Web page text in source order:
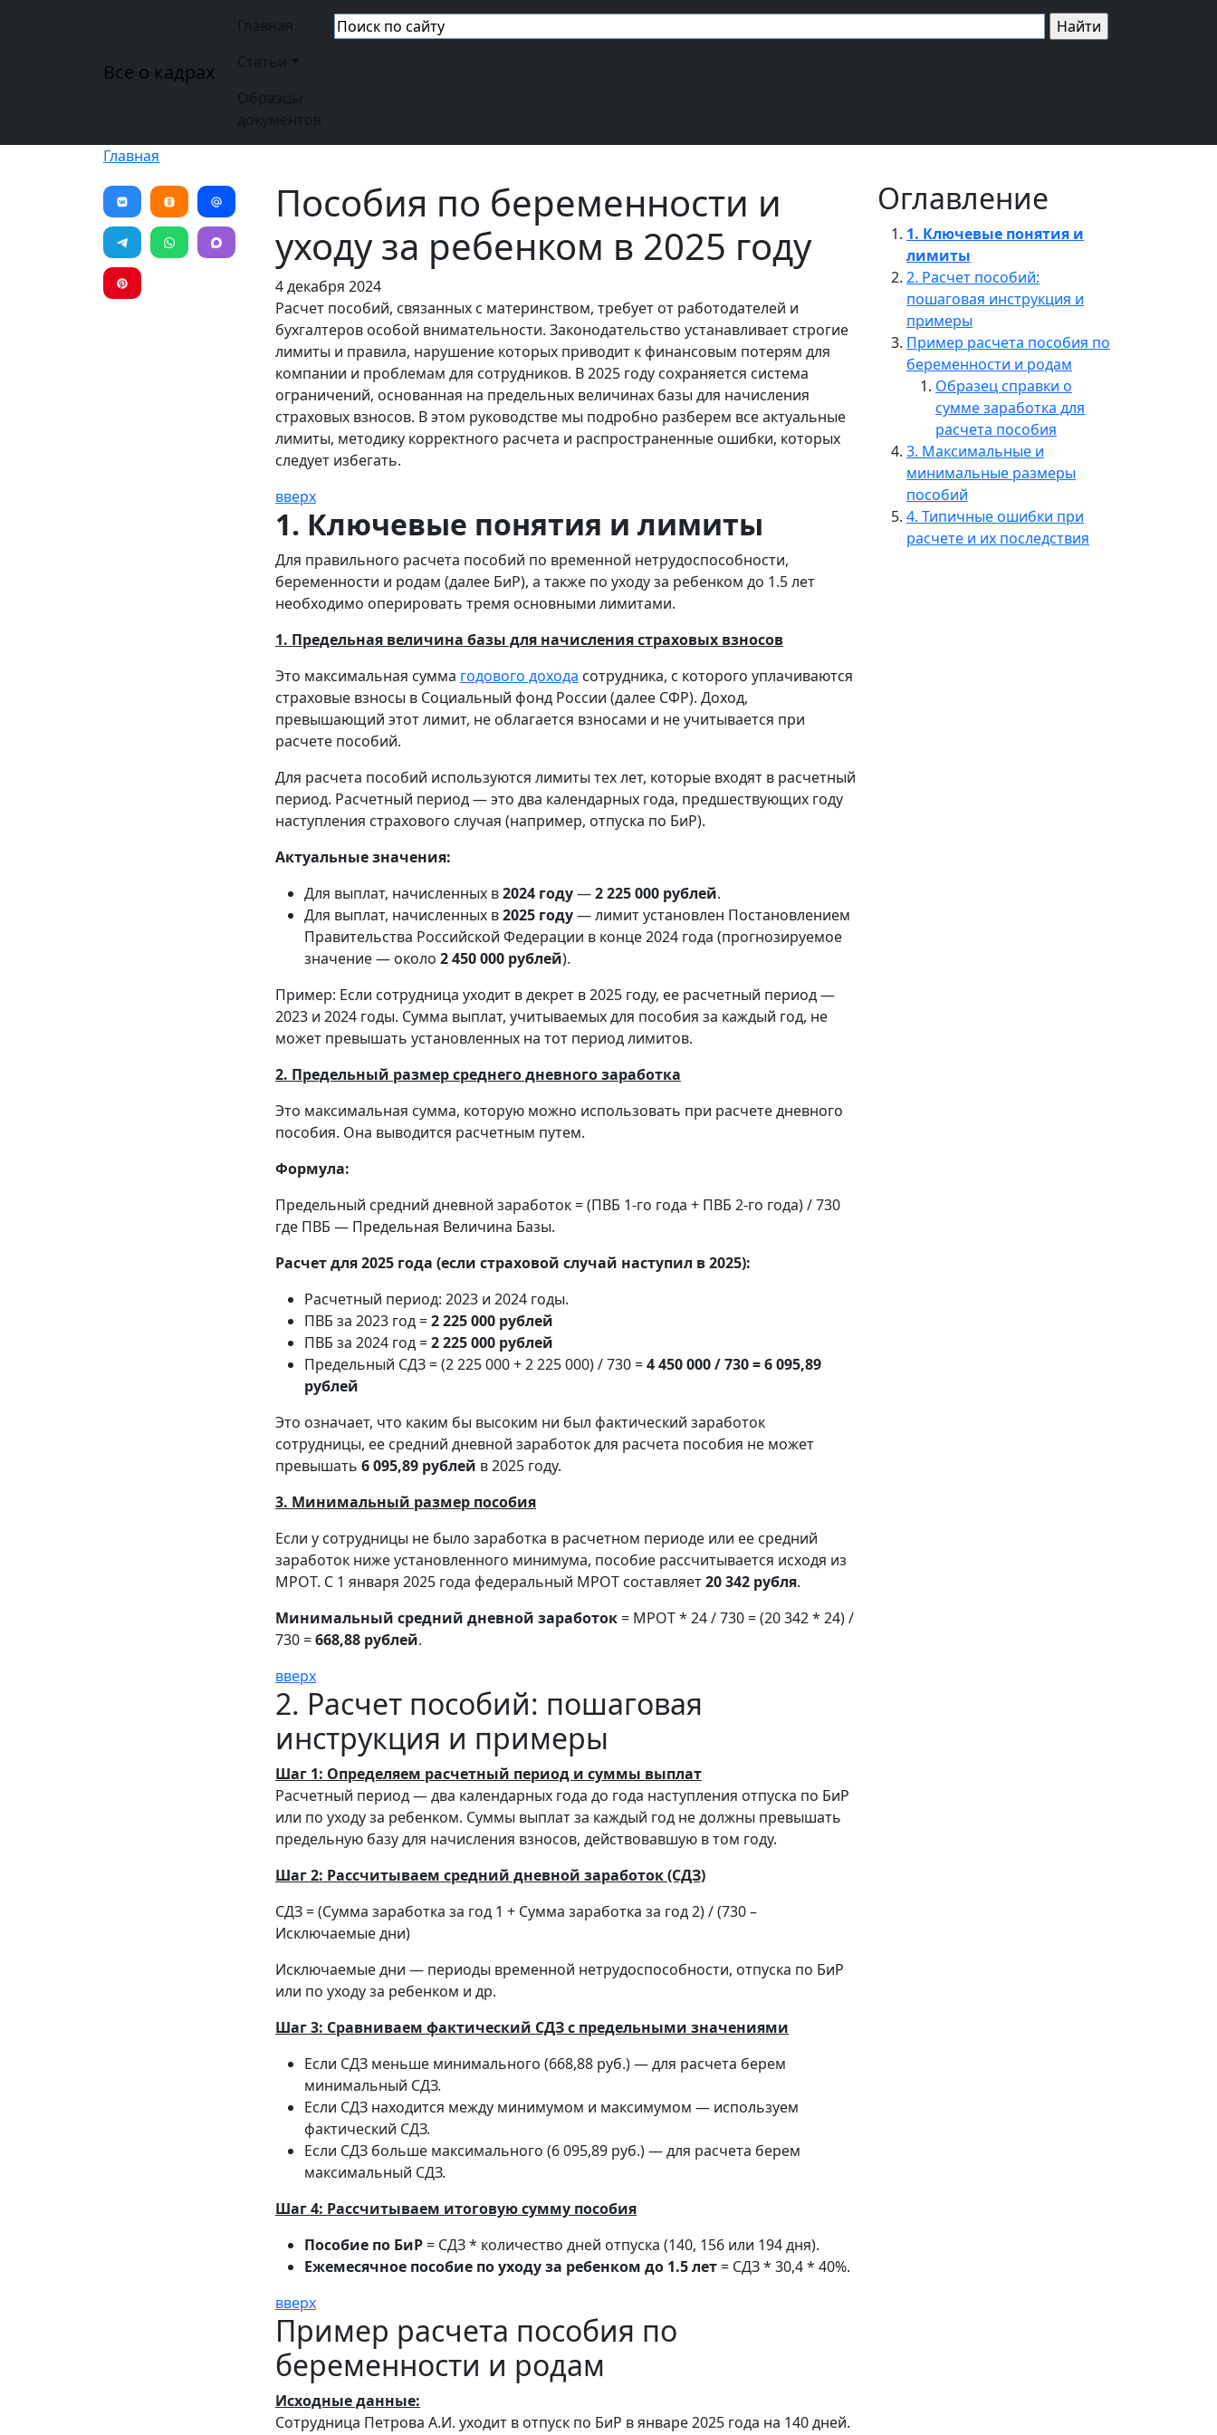
Все о кадрах
Основная навигация
Главная
Пособия по беременности и
уходу за ребенком в 2025 году
4 декабря 2024
Расчет пособий, связанных с материнством, требует от работодателей и
бухгалтеров особой внимательности. Законодательство устанавливает строгие
лимиты и правила, нарушение которых приводит к финансовым потерям для
компании и проблемам для сотрудников. В 2025 году сохраняется система
ограничений, основанная на предельных величинах базы для начисления
страховых взносов. В этом руководстве мы подробно разберем все актуальные
лимиты, методику корректного расчета и распространенные ошибки, которых
следует избегать.
вверх
1. Ключевые понятия и лимиты
Для правильного расчета пособий по временной нетрудоспособности,
беременности и родам (далее БиР), а также по уходу за ребенком до 1.5 лет
необходимо оперировать тремя основными лимитами.
1. Предельная величина базы для начисления страховых взносов
Это максимальная сумма годового дохода сотрудника, с которого уплачиваются
страховые взносы в Социальный фонд России (далее СФР). Доход,
превышающий этот лимит, не облагается взносами и не учитывается при
расчете пособий.
Для расчета пособий используются лимиты тех лет, которые входят в расчетный
период. Расчетный период — это два календарных года, предшествующих году
наступления страхового случая (например, отпуска по БиР).
Актуальные значения:
Для выплат, начисленных в2024 году—2 225 000 рублей.
Для выплат, начисленных в2025 году— лимит установлен Постановлением
Правительства Российской Федерации в конце 2024 года (прогнозируемое
значение — около 2 450 000 рублей).
Пример: Если сотрудница уходит в декрет в 2025 году, ее расчетный период —
2023 и 2024 годы. Сумма выплат, учитываемых для пособия за каждый год, не
может превышать установленных на тот период лимитов.
2. Предельный размер среднего дневного заработка
Это максимальная сумма, которую можно использовать при расчете дневного
пособия. Она выводится расчетным путем.
Формула:
Предельный средний дневной заработок = (ПВБ 1-го года + ПВБ 2-го года) / 730
где ПВБ — Предельная Величина Базы.
Расчет для 2025 года (если страховой случай наступил в 2025):
Расчетный период: 2023 и 2024 годы.
ПВБ за 2023 год =2 225 000 рублей
ПВБ за 2024 год =2 225 000 рублей
Предельный СДЗ = (2 225 000 + 2 225 000) / 730 =4 450 000 / 730 = 6 095,89
рублей
Это означает, что каким бы высоким ни был фактический заработок
сотрудницы, ее средний дневной заработок для расчета пособия не может
превышать 6 095,89 рублей в 2025 году.
3. Минимальный размер пособия
Если у сотрудницы не было заработка в расчетном периоде или ее средний
заработок ниже установленного минимума, пособие рассчитывается исходя из
МРОТ. С 1 января 2025 года федеральный МРОТ составляет20 342 рубля.
Минимальный средний дневной заработок= МРОТ * 24 / 730 = (20 342 * 24) /
730 =668,88 рублей.
вверх
2. Расчет пособий: пошаговая
инструкция и примеры
Шаг 1: Определяем расчетный период и суммы выплат
Расчетный период — два календарных года до года наступления отпуска по БиР
или по уходу за ребенком. Суммы выплат за каждый год не должны превышать
предельную базу для начисления взносов, действовавшую в том году.
Шаг 2: Рассчитываем средний дневной заработок (СДЗ)
СДЗ = (Сумма заработка за год 1 + Сумма заработка за год 2) / (730 –
Исключаемые дни)
Исключаемые дни — периоды временной нетрудоспособности, отпуска по БиР
или по уходу за ребенком и др.
Шаг 3: Сравниваем фактический СДЗ с предельными значениями
Если СДЗ меньше минимального (668,88 руб.) — для расчета берем
минимальный СДЗ.
Если СДЗ находится между минимумом и максимумом — используем
фактический СДЗ.
Если СДЗ больше максимального (6 095,89 руб.) — для расчета берем
максимальный СДЗ.
Шаг 4: Рассчитываем итоговую сумму пособия
Пособие по БиР= СДЗ * количество дней отпуска (140, 156 или 194 дня).
Ежемесячное пособие по уходу за ребенком до 1.5 лет= СДЗ * 30,4 * 40%.
вверх
Пример расчета пособия по
беременности и родам
Исходные данные:
Сотрудница Петрова А.И. уходит в отпуск по БиР в январе 2025 года на 140 дней.
Оглавление
1. Ключевые понятия и
лимиты
2. Расчет пособий:
пошаговая инструкция и
примеры
Пример расчета пособия по
беременности и родам
Образец справки о
сумме заработка для
расчета пособия
3. Максимальные и
минимальные размеры
пособий
4. Типичные ошибки при
расчете и их последствия